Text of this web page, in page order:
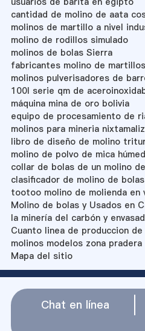
cantidad de molino de aata
molinos de martillo a nivel
molino de rodillos simulado
molinos de bolas Sierra
fabricantes molino de martillos
molinos pulverisadores de
100l serie qm de
máquina mina de oro bolivia
equipo de procesamiento de
molinos para mineria
libro de diseño de molino
molino de polvo de mica
collar de bolas de un molino
clasificador de molino de bolas
tootoo molino de molienda en
Molino de bolas y Usados ​​en
la minería del carbón y
Cuanto linea de produccion de
molinos modelos zona pradera
Mapa del sitio
Chat en línea